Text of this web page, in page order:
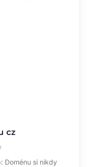
cz
Doménu si nikdy